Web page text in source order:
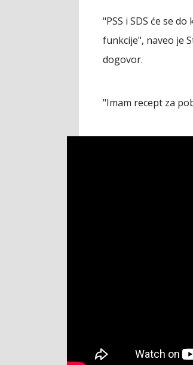
"PSS i SDS će se
funkcije", naveo je
dogovor.
"Imam recept za